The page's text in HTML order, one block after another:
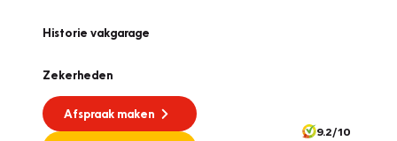
Historie vakgarage
Zekerheden
Afspraak maken
9.2/10